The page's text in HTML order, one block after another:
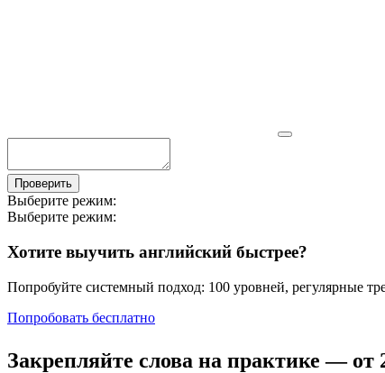
Проверить
Выберите режим:
Выберите режим:
Хотите выучить английский быстрее?
Попробуйте системный подход: 100 уровней, регулярные
Попробовать бесплатно
Закрепляйте слова на практике — от